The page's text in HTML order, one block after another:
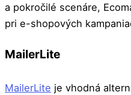
a pokročilé scenáre,
pri e-shopových
MailerLite
MailerLite je vhodná